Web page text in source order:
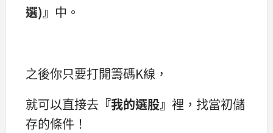
選)』 中。
之後你只要打開籌碼K線，
就可以直接去 『我的選股』 裡，找當初儲
存的條件！